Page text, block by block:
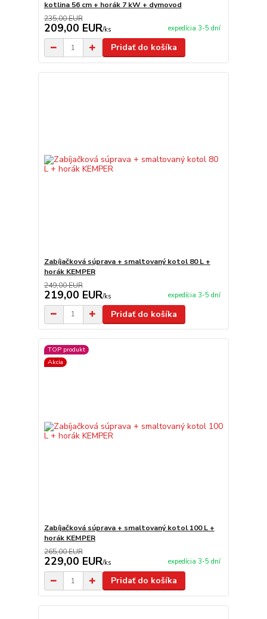
kotlina 56 cm + horák 7 kW + dymovod
235,00 EUR
209,00 EUR/ks expedícia 3-5 dní
Pridať do košíka
Zabíjačková súprava + smaltovaný kotol 80 L +
horák KEMPER
249,00 EUR
219,00 EUR/ks expedícia 3-5 dní
Pridať do košíka
TOP produkt
Akcia
Zabíjačková súprava + smaltovaný kotol 100 L +
horák KEMPER
265,00 EUR
229,00 EUR/ks expedícia 3-5 dní
Pridať do košíka